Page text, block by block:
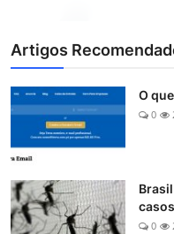
Artigos
O
0
0